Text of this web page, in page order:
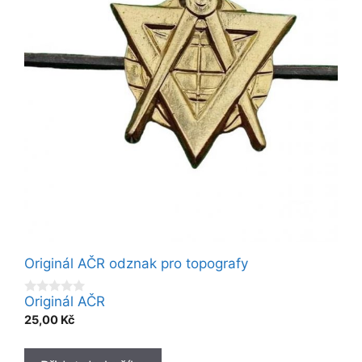
Originál AČR odznak pro topografy
0
o
u
o
Originál AČR
25,00 Kč